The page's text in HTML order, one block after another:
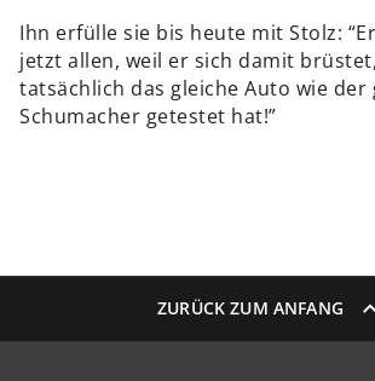
Ihn erfülle sie bis heute mit Stolz:
jetzt allen, weil er sich damit
tatsächlich das gleiche Auto wie der
Schumacher getestet hat!”
ZURÜCK ZUM ANFANG